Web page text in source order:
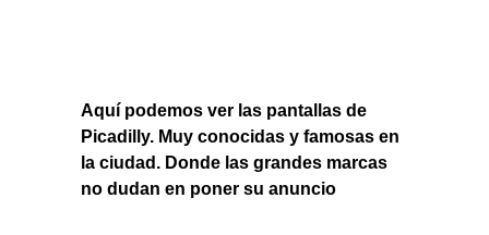
Aquí podemos ver las pantallas de
Picadilly. Muy conocidas y famosas en
la ciudad. Donde las grandes marcas
no dudan en poner su anuncio